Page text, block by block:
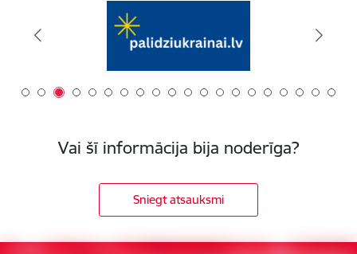
Vai šī informācija bija noderīga?
Sniegt atsauksmi